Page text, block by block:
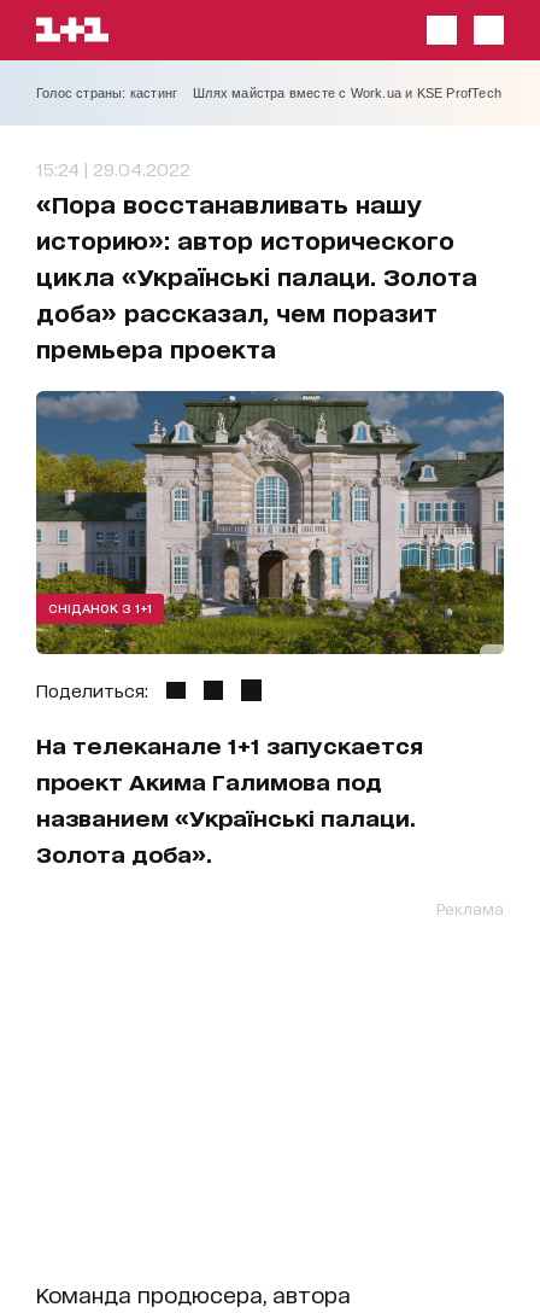
Голос страны: кастинг Шлях майстра вместе с Work.ua и KSE ProfTech
15:24 | 29.04.2022
«Пора восстанавливать нашу
историю»: автор исторического
цикла «Українські палаци. Золота
доба» рассказал, чем поразит
премьера проекта
СНІДАНОК З 1+1
Поделиться:
На телеканале 1+1 запускается
проект Акима Галимова под
названием «Українські палаци.
Золота доба».
Реклама
Команда продюсера, автора